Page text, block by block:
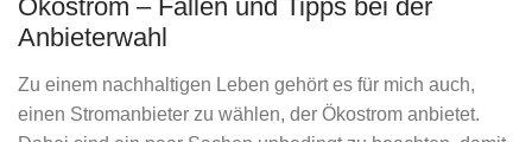
Ökostrom – Fallen und Tipps bei der
Anbieterwahl
Zu einem nachhaltigen Leben gehört es für mich auch,
einen Stromanbieter zu wählen, der Ökostrom anbietet.